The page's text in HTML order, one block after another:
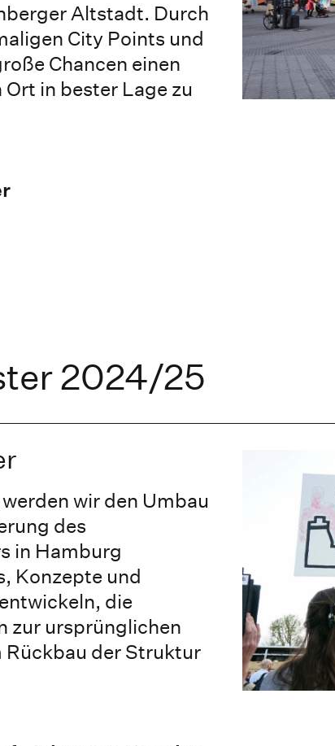
Altstadt. Durch
City Points und
Chancen einen
in bester Lage zu
2024/25
wir den Umbau
des
in Hamburg
Konzepte und
die
zur ursprünglichen
der Struktur